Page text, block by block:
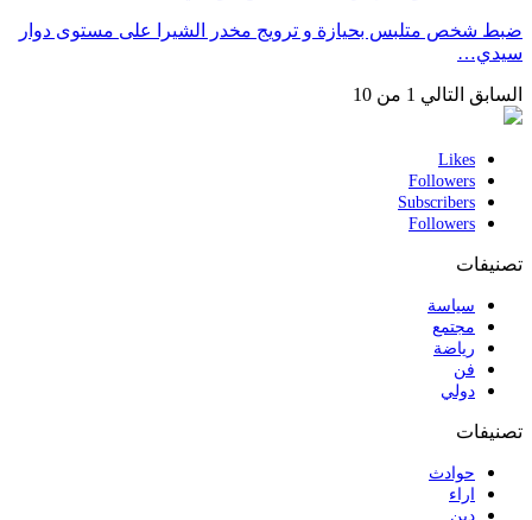
ضبط شخص متلبس بحيازة و ترويج مخدر الشيرا على مستوى دوار
سيدي…
السابق التالي 1 من 10
Likes
Followers
Subscribers
Followers
تصنيفات
سياسة
مجتمع
رياضة
فن
دولي
تصنيفات
حوادث
اراء
دين